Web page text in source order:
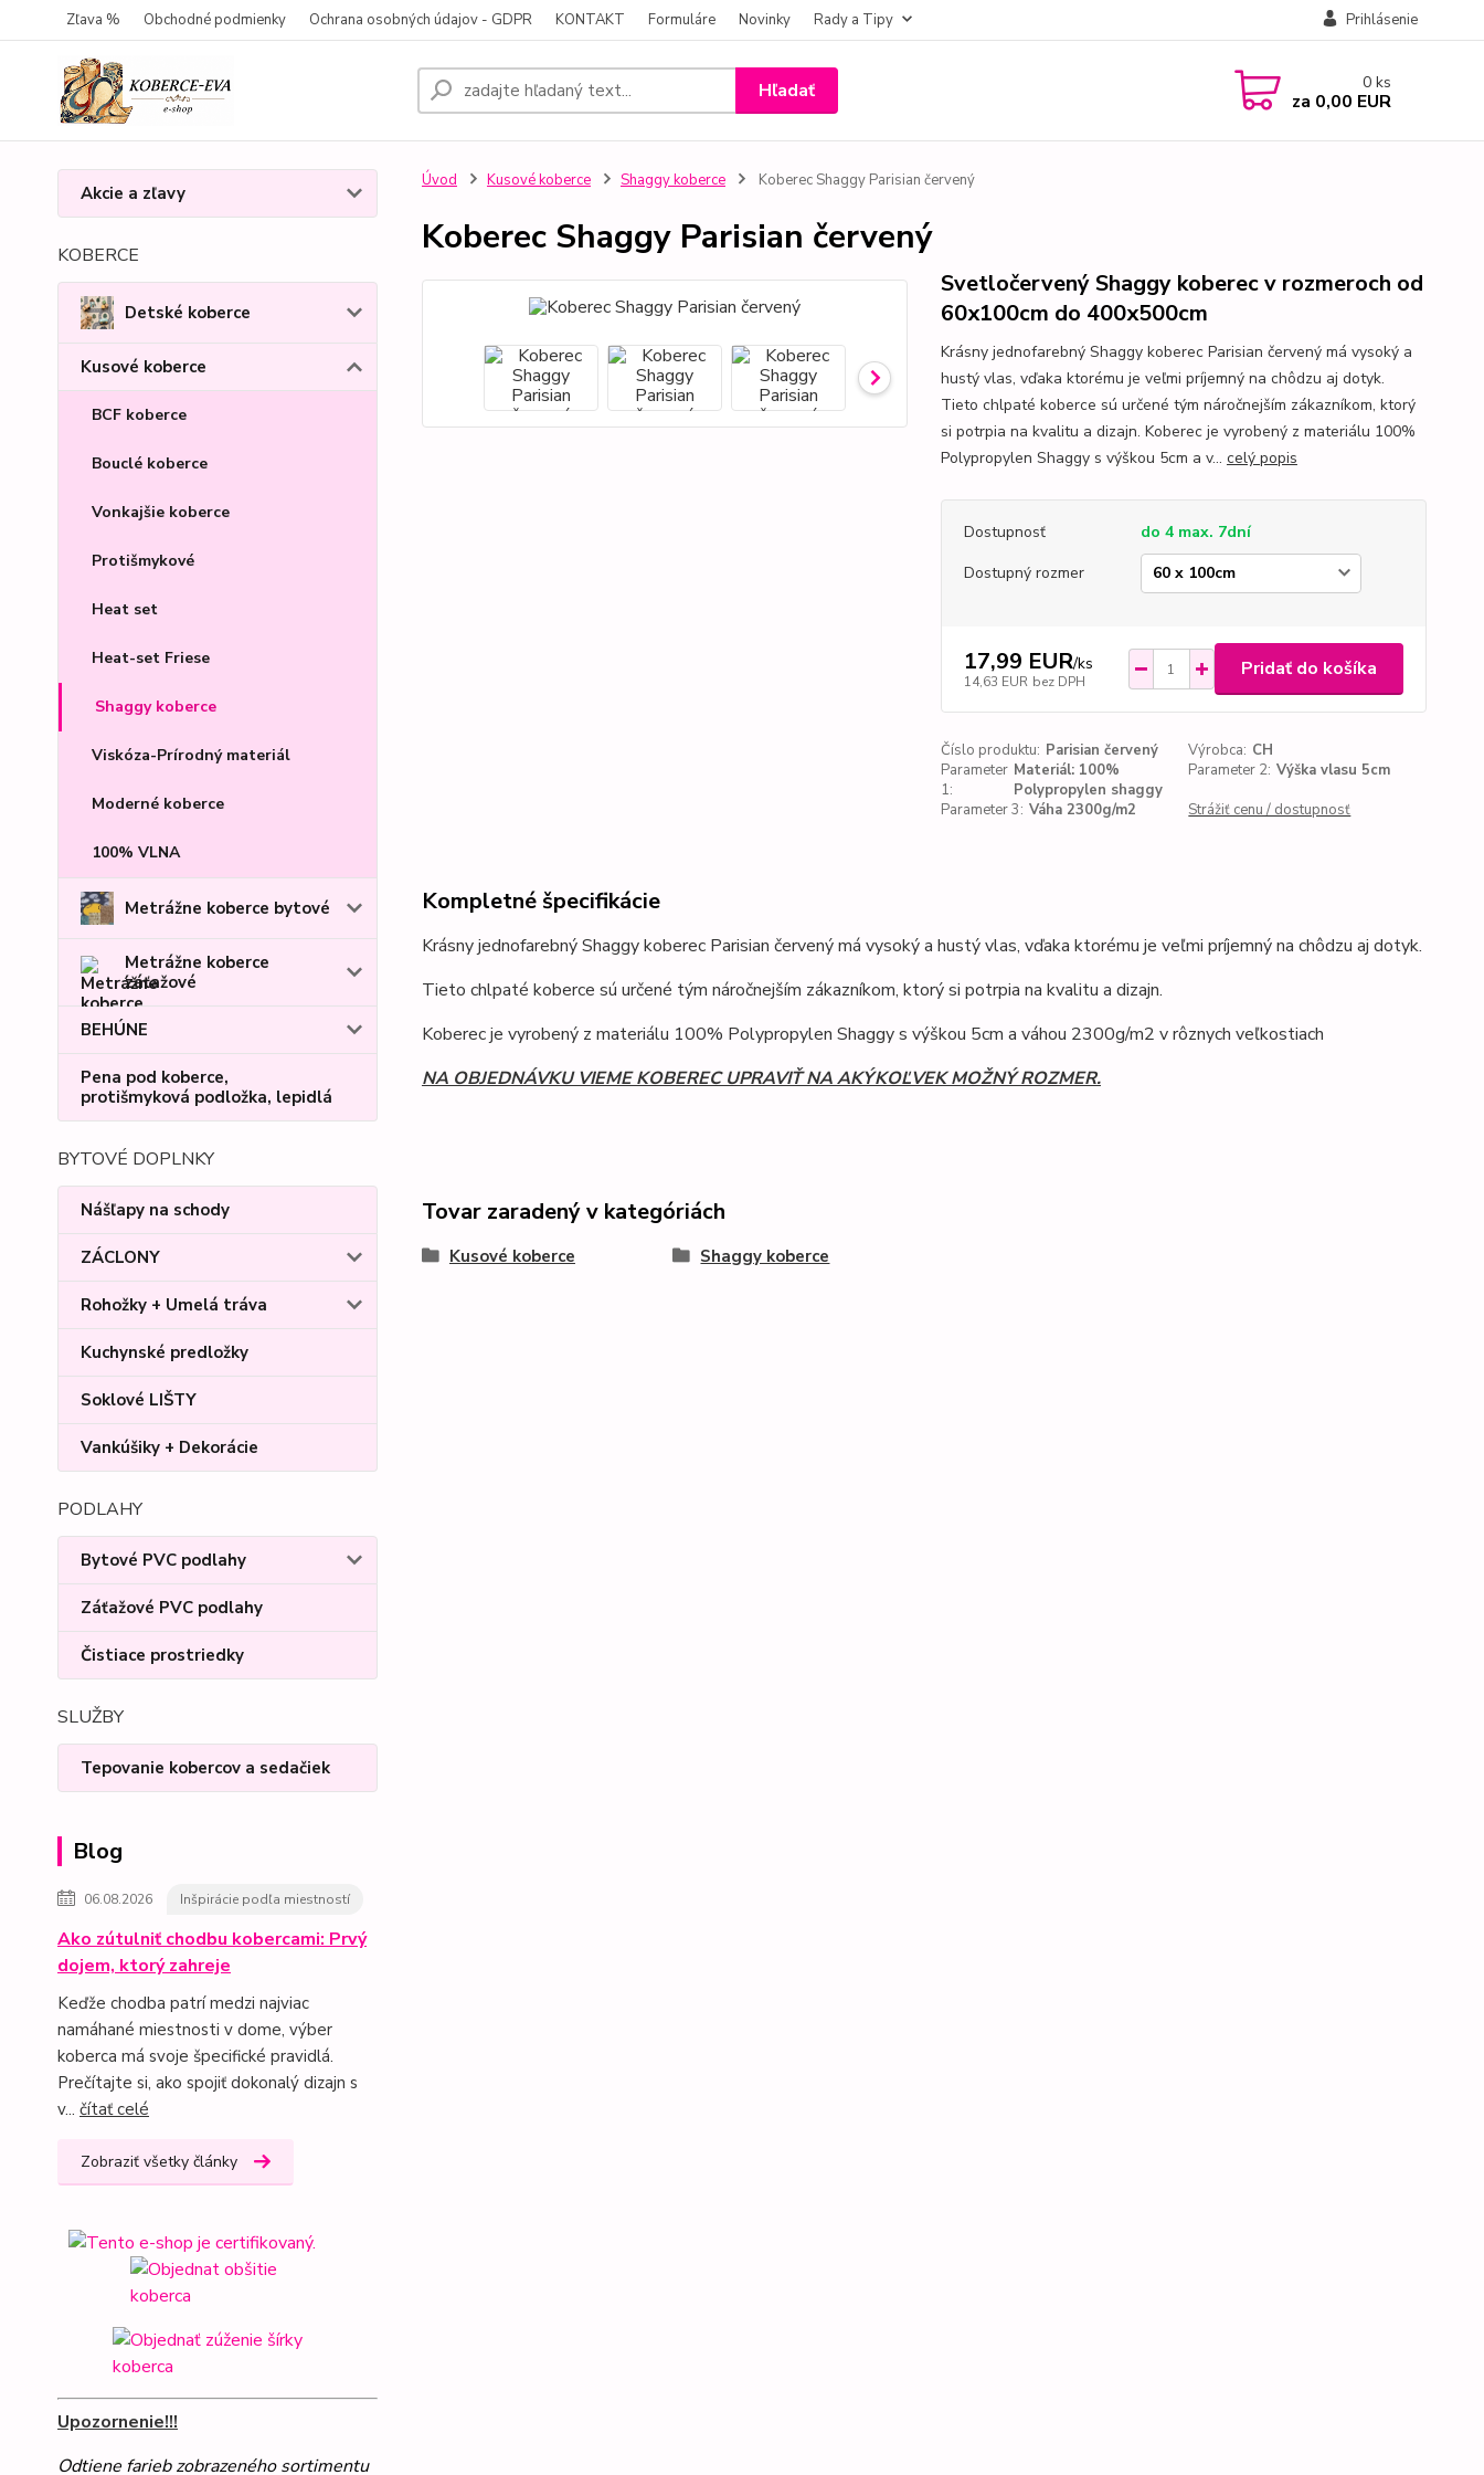
Zľava % Obchodné podmienky Ochrana osobných údajov - GDPR KONTAKT Formuláre Novinky Rady a Tipy Prihlásenie
Hľadať 0 ks
za 0,00 EUR
Akcie a zľavy
KOBERCE
Detské koberce
Kusové koberce
BCF koberce
Bouclé koberce
Vonkajšie koberce
Protišmykové
Heat set
Heat-set Friese
Shaggy koberce
Viskóza-Prírodný materiál
Moderné koberce
100% VLNA
Metrážne koberce bytové
Metrážne koberce
záťažové
BEHÚNE
Pena pod koberce,
protišmyková podložka, lepidlá
BYTOVÉ DOPLNKY
Nášľapy na schody
ZÁCLONY
Rohožky + Umelá tráva
Kuchynské predložky
Soklové LIŠTY
Vankúšiky + Dekorácie
PODLAHY
Bytové PVC podlahy
Záťažové PVC podlahy
Čistiace prostriedky
SLUŽBY
Tepovanie kobercov a sedačiek
Blog
06.08.2026 Inšpirácie podľa miestností
Ako zútulniť chodbu kobercami: Prvý
dojem, ktorý zahreje
Keďže chodba patrí medzi najviac
namáhané miestnosti v dome, výber
koberca má svoje špecifické pravidlá.
Prečítajte si, ako spojiť dokonalý dizajn s
v... čítať celé
Zobraziť všetky články
Upozornenie!!!
Odtiene farieb zobrazeného sortimentu
Úvod Kusové koberce Shaggy koberce Koberec Shaggy Parisian červený
Koberec Shaggy Parisian červený
Svetločervený Shaggy koberec v rozmeroch od
60x100cm do 400x500cm
Krásny jednofarebný Shaggy koberec Parisian červený má vysoký a
hustý vlas, vďaka ktorému je veľmi príjemný na chôdzu aj dotyk.
Tieto chlpaté koberce sú určené tým náročnejším zákazníkom, ktorý
si potrpia na kvalitu a dizajn. Koberec je vyrobený z materiálu 100%
Polypropylen Shaggy s výškou 5cm a v... celý popis
Dostupnosť
do 4 max. 7dní
Dostupný rozmer
17,99 EUR/ks
14,63 EUR bez DPH
Pridať do košíka
Číslo produktu: Parisian červený Výrobca: CH
Parameter
1:
Materiál: 100%
Polypropylen shaggy
Parameter 2: Výška vlasu 5cm
Parameter 3: Váha 2300g/m2 Strážiť cenu / dostupnosť
Kompletné špecifikácie
Krásny jednofarebný Shaggy koberec Parisian červený má vysoký a hustý vlas, vďaka ktorému je veľmi príjemný na chôdzu aj dotyk.
Tieto chlpaté koberce sú určené tým náročnejším zákazníkom, ktorý si potrpia na kvalitu a dizajn.
Koberec je vyrobený z materiálu 100% Polypropylen Shaggy s výškou 5cm a váhou 2300g/m2 v rôznych veľkostiach
NA OBJEDNÁVKU VIEME KOBEREC UPRAVIŤ NA AKÝKOĽVEK MOŽNÝ ROZMER.
Tovar zaradený v kategóriách
Kusové koberce Shaggy koberce